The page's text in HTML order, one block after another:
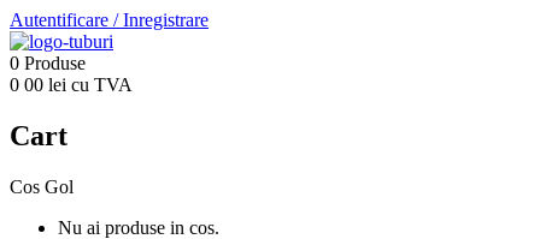
Autentificare /Inregistrare
0 Produse
0 00 lei cu TVA
Cart
Cos Gol
Nu ai produse in cos.